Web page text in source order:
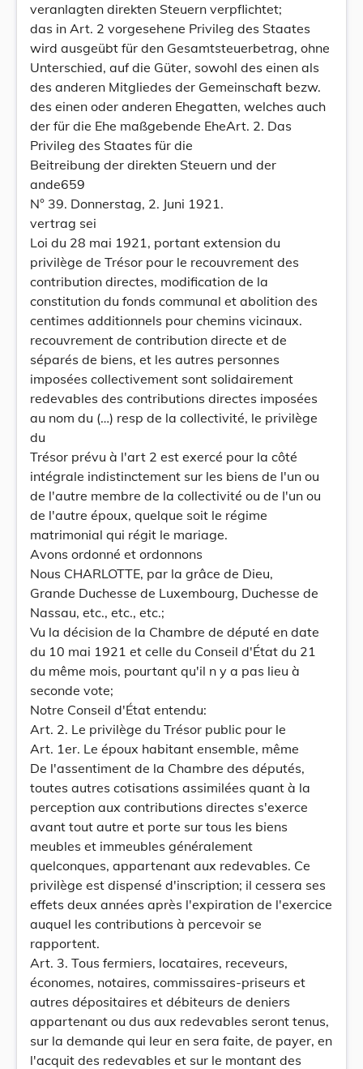
veranlagten direkten Steuern verpflichtet;
das in Art. 2 vorgesehene Privileg des Staates
wird ausgeübt für den Gesamtsteuerbetrag, ohne
Unterschied, auf die Güter, sowohl des einen als
des anderen Mitgliedes der Gemeinschaft bezw.
des einen oder anderen Ehegatten, welches auch
der für die Ehe maßgebende EheArt. 2. Das
Privileg des Staates für die
Beitreibung der direkten Steuern und der
ande659
N° 39. Donnerstag, 2. Juni 1921.
vertrag sei
Loi du 28 mai 1921, portant extension du
privilège de Trésor pour le recouvrement des
contribution directes, modification de la
constitution du fonds communal et abolition des
centimes additionnels pour chemins vicinaux.
recouvrement de contribution directe et de
séparés de biens, et les autres personnes
imposées collectivement sont solidairement
redevables des contributions directes imposées
au nom du (…) resp de la collectivité, le privilège
du
Trésor prévu à l'art 2 est exercé pour la côté
intégrale indistinctement sur les biens de l'un ou
de l'autre membre de la collectivité ou de I'un ou
de l'autre époux, quelque soit le régime
matrimonial qui régit le mariage.
Avons ordonné et ordonnons
Nous CHARLOTTE, par la grâce de Dieu,
Grande Duchesse de Luxembourg, Duchesse de
Nassau, etc., etc., etc.;
Vu la décision de la Chambre de député en date
du 10 mai 1921 et celle du Conseil d'État du 21
du même mois, pourtant qu'il n y a pas lieu à
seconde vote;
Notre Conseil d'État entendu:
Art. 2. Le privilège du Trésor public pour le
Art. 1er. Le époux habitant ensemble, même
De l'assentiment de la Chambre des députés,
toutes autres cotisations assimilées quant à la
perception aux contributions directes s'exerce
avant tout autre et porte sur tous les biens
meubles et immeubles généralement
quelconques, appartenant aux redevables. Ce
privilège est dispensé d'inscription; il cessera ses
effets deux années après l'expiration de l'exercice
auquel les contributions à percevoir se
rapportent.
Art. 3. Tous fermiers, locataires, receveurs,
économes, notaires, commissaires-priseurs et
autres dépositaires et débiteurs de deniers
appartenant ou dus aux redevables seront tenus,
sur la demande qui leur en sera faite, de payer, en
l'acquit des redevables et sur le montant des